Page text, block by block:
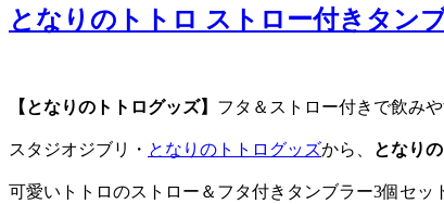
となりのトトロ ストロー付きタン
【となりのトトログッズ】 フタ＆ストロー付きで飲み
スタジオジブリ・ となりのトトログッズから、 となり
可愛いトトロのストロー＆フタ付きタンブラー3個セッ